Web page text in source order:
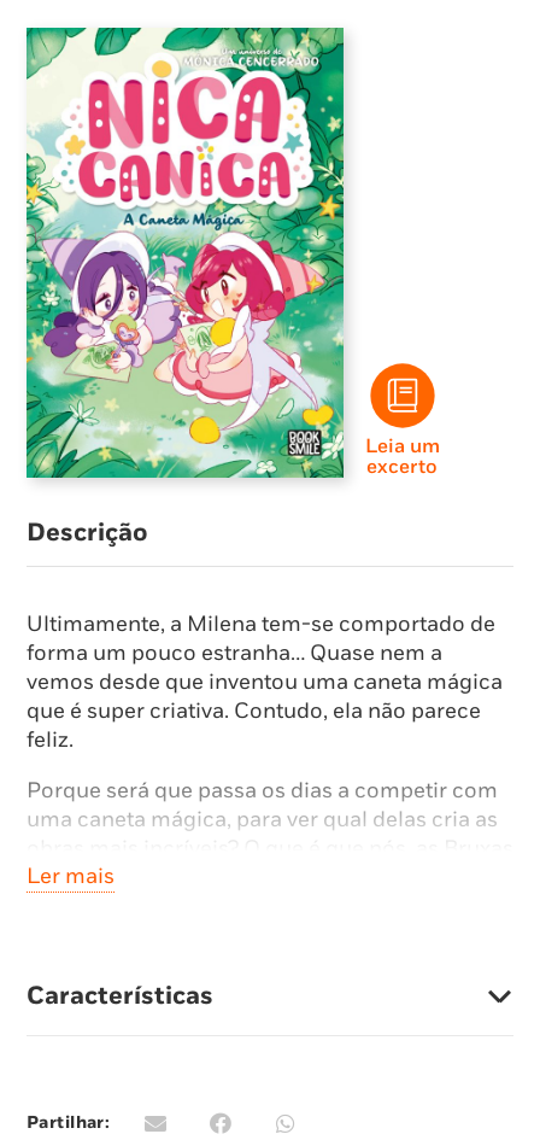
Leia um
excerto
Descrição
Ultimamente, a Milena tem-se comportado de
forma um pouco estranha… Quase nem a
vemos desde que inventou uma caneta mágica
que é super criativa. Contudo, ela não parece
feliz.
Porque será que passa os dias a competir com
uma caneta mágica, para ver qual delas cria as
Prisma, podemos fazer?
Ler mais
Características
Partilhar: